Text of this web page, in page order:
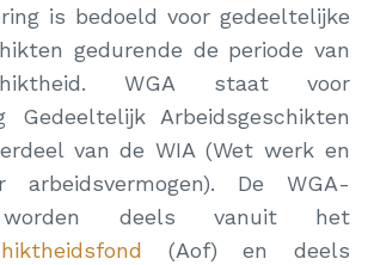
is bedoeld voor gedeeltelijke
gedurende de periode van
WGA staat voor
Gedeeltelijk Arbeidsgeschikten
van de WIA (Wet werk en
arbeidsvermogen). De WGA-
worden deels vanuit het
(Aof) en deels